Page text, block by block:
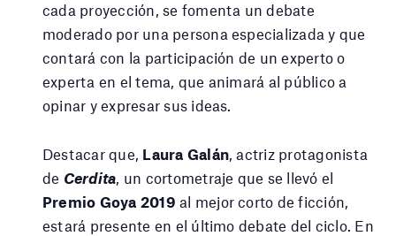
cada proyección, se fomenta un debate
moderado por una persona especializada y que
contará con la participación de un experto o
experta en el tema, que animará al público a
opinar y expresar sus ideas.
Destacar que, Laura Galán, actriz protagonista
de Cerdita, un cortometraje que se llevó el
Premio Goya 2019 al mejor corto de ficción,
estará presente en el último debate del ciclo. En